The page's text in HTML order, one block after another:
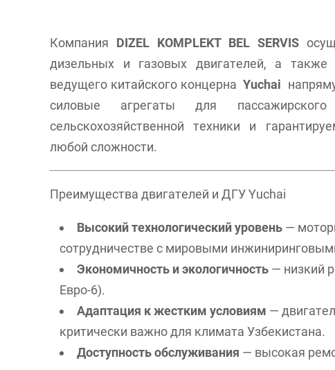
Компания DIZEL KOMPLEKT BEL SERVIS
дизельных и газовых двигателей, а также
ведущего китайского концерна Yuchai
силовые агрегаты для пассажирского
сельскохозяйственной техники и
любой сложности.
Преимущества двигателей и ДГУ Yuchai
Высокий технологический уровень —
сотрудничестве с мировыми
Экономичность и экологичность — низкий
Евро-6).
Адаптация к жестким условиям —
критически важно для климата Узбекистана.
Доступность обслуживания — высокая